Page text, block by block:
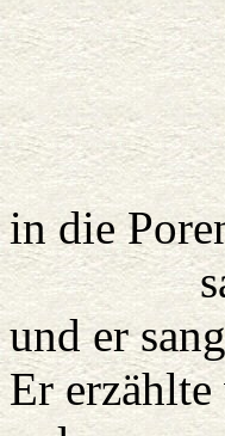
kam
in
in die
sanft
und er
Er